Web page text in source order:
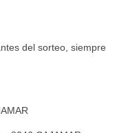
del sorteo, siempre